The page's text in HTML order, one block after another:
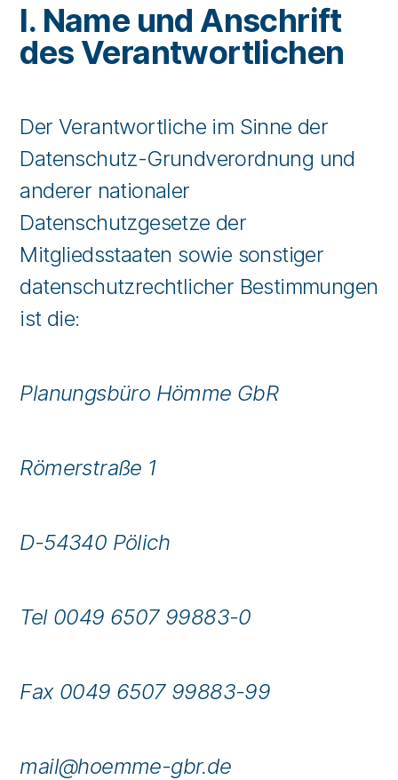
I. Name und Anschrift
des Verantwortlichen
Der Verantwortliche im Sinne der
Datenschutz-Grundverordnung und
anderer nationaler
Datenschutzgesetze der
Mitgliedsstaaten sowie sonstiger
datenschutzrechtlicher Bestimmungen
ist die:
Planungsbüro Hömme GbR
Römerstraße 1
D-54340 Pölich
Tel 0049 6507 99883-0
Fax 0049 6507 99883-99
mail@hoemme-gbr.de